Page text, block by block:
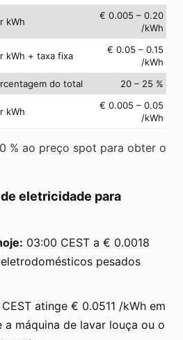
kWh
€ 0.005 – 0.20
/kWh
kWh + taxa fixa
€ 0.05 – 0.15
/kWh
do total
20 – 25 %
kWh
€ 0.005 – 0.05
/kWh
% ao preço spot para obter o
eletricidade para
03:00 CEST a € 0.0018
pesados
atinge € 0.0511 /kWh em
máquina de lavar louça ou o